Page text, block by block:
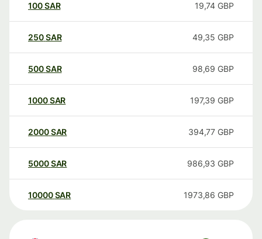
100SAR 19,74 GBP
250SAR 49,35 GBP
500SAR 98,69 GBP
1000SAR 197,39 GBP
2000SAR 394,77 GBP
5000SAR 986,93 GBP
10000 SAR 1973,86 GBP